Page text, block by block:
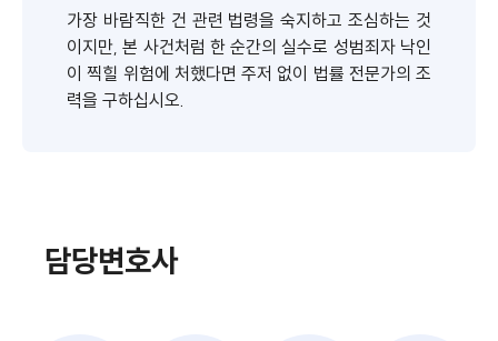
가장 바람직한 건 관련 법령을 숙지하고 조심하는 것
이지만, 본 사건처럼 한 순간의 실수로 성범죄자 낙인
이 찍힐 위험에 처했다면 주저 없이 법률 전문가의 조
력을 구하십시오.
담당변호사